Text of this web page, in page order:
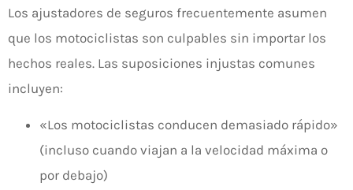
Los ajustadores de seguros frecuentemente asumen
que los motociclistas son culpables sin importar los
hechos reales. Las suposiciones injustas comunes
incluyen:
«Los motociclistas conducen demasiado rápido»
(incluso cuando viajan a la velocidad máxima o
por debajo)